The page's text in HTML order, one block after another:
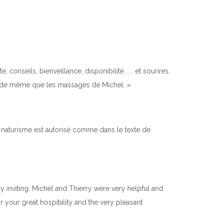
conseils, bienveillance, disponibilité ..... et sourires.
même que les massages de Michel. »
est autorisé comme dans le texte de
inviting. Michel and Thierry were very helpful and
great hospitality and the very pleasant